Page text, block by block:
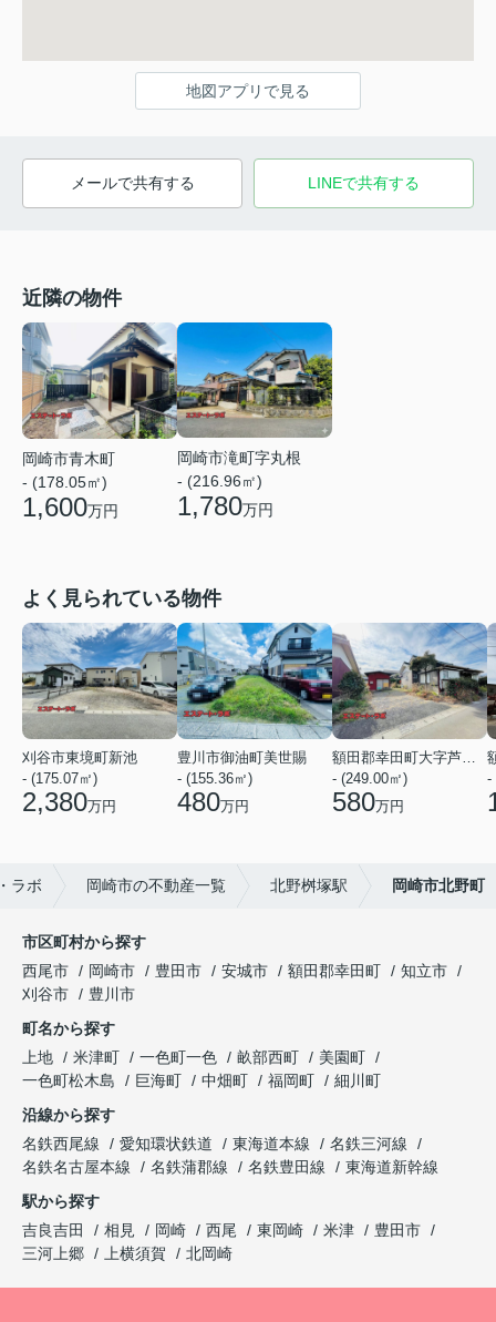
地図アプリで見る
メールで共有する LINEで共有する
近隣の物件
岡崎市青木町
- (178.05㎡)
1,600万円
岡崎市滝町字丸根
- (216.96㎡)
1,780万円
よく見られている物件
刈谷市東境町新池
- (175.07㎡)
2,380万円
豊川市御油町美世賜
- (155.36㎡)
480万円
- (249.00㎡)
580万円
-
ラボ 岡崎市の不動産一覧 北野桝塚駅 岡崎市北野町
市区町村から探す
西尾市
岡崎市 豊田市 安城市 額田郡幸田町
知立市
刈谷市
豊川市
町名から探す
上地
米津町 一色町一色 畝部西町
美園町
一色町松木島
巨海町 中畑町 福岡町
細川町
沿線から探す
名鉄西尾線
愛知環状鉄道 東海道本線
名鉄三河線
名鉄名古屋本線
名鉄蒲郡線 名鉄豊田線
東海道新幹線
駅から探す
吉良吉田
相見 岡崎 西尾 東岡崎 米津
豊田市
三河上郷
上横須賀 北岡崎